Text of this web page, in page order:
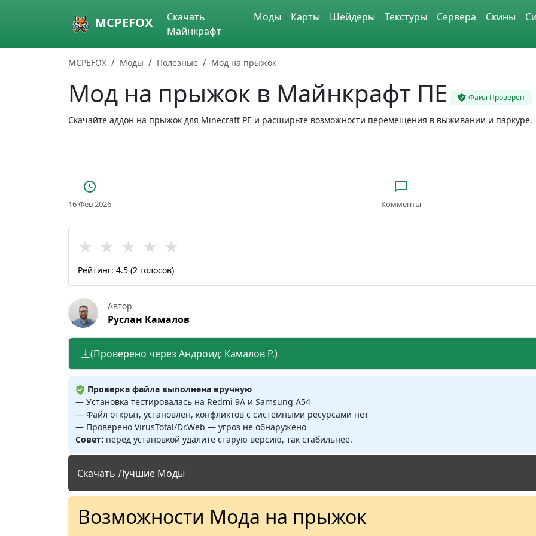
Skip to main content MCPEFOX
Скачать
Майнкрафт
Моды Карты Шейдеры Текстуры Сервера Скины
MCPEFOX Моды Полезные Мод на прыжок
Мод на прыжок в Майнкрафт ПЕ Файл Проверен
Скачайте аддон на прыжок для Minecraft PE и расширьте возможности перемещения в выживании и паркуре.
16 Фев 2026 Комменты
★ ★ ★ ★ ★
Рейтинг: 4.5 (2 голосов)
Автор
Руслан Камалов
(Проверено через Андроид: Камалов Р.)
Проверка файла выполнена вручную
— Установка тестировалась на Redmi 9A и Samsung A54
— Файл открыт, установлен, конфликтов с системными ресурсами нет
— Проверено VirusTotal/Dr.Web — угроз не обнаружено
Совет: перед установкой удалите старую версию, так стабильнее.
Скачать Лучшие Моды
Возможности Мода на прыжок